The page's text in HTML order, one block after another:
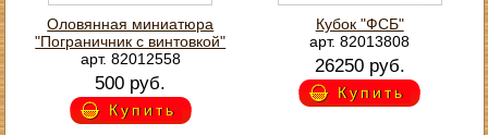
Оловянная миниатюра
"Пограничник с винтовкой"
арт. 82012558
500 руб.
Купить
Кубок "ФСБ"
арт. 82013808
26250 руб.
Купить